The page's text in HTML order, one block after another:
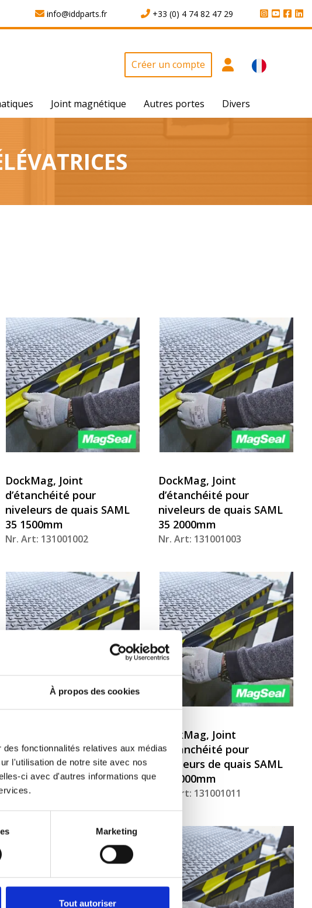
À propos des cookies
fonctionnalités relatives aux médias
l'utilisation de notre site avec nos
ci avec d'autres informations que
Marketing
Tout autoriser
info@iddparts.fr +33 (0) 4 74 82 47 29
Créer un compte
Joint magnétique Autres portes Divers
DockMag, Joint
d’étanchéité pour
niveleurs de quais SAML
35 1500mm
Nr. Art: 131001002
DockMag, Joint
d’étanchéité pour
niveleurs de quais SAML
35 2000mm
Nr. Art: 131001003
d’étanchéité pour
niveleurs de quais SAML
60 1250mm
Nr. Art: 131001035
DockMag, Joint
d’étanchéité pour
niveleurs de quais SAML
60 1000mm
Nr. Art: 131001011